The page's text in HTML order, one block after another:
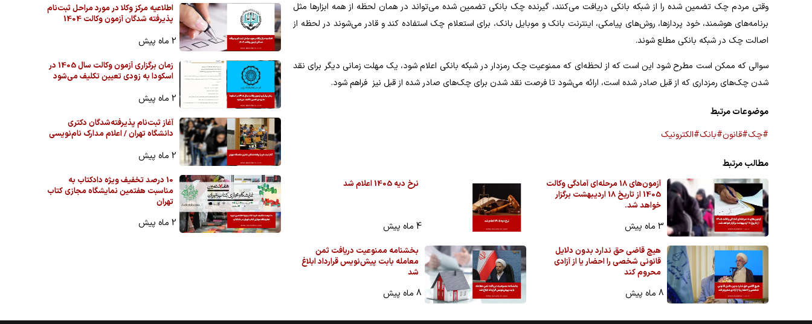
وقتی مردم چک تضمین شده را از شبکه بانکی دریافت می‌کنند، گیرنده چک بانکی تضمین شده می‌تواند در همان لحظه از همه ابزارها مثل
برنامه‌های هوشمند، خود پردازها، روش‌های پیامکی، اینترنت بانک و موبایل بانک، برای استعلام چک استفاده کند و قادر می‌شوند در لحظه از
اصالت چک در شبکه بانکی مطلع شوند.
سوالی که ممکن است مطرح شود این است که از لحظه‌ای که ممنوعیت چک رمزدار در شبکه بانکی اعلام شود، یک مهلت زمانی دیگر برای نقد
شدن چک‌های رمزداری که از قبل صادر شده است، ارائه می‌شود تا فرصت نقد شدن برای چک‌های صادر شده از قبل نیز فراهم شود.
موضوعات مرتبط
#چک#قانون#بانک#الکترونیک
مطالب مرتبط
آزمون‌های 18 مرحله‌ای آمادگی وکالت
1405 از تاریخ 18 اردیبهشت برگزار
خواهد شد.
3 ماه پیش
نرخ دیه 1405 اعلام شد
4 ماه پیش
هیچ قاضی حق ندارد بدون دلایل
قانونی شخصی را احضار یا از آزادی
محروم کند
8 ماه پیش
بخشنامه ممنوعیت دریافت ثمن
معامله بابت پیش‌نویس قرارداد ابلاغ
شد
8 ماه پیش
اطلاعیه مرکز وکلا در مورد مراحل ثبت‌نام
پذیرفته شدگان آزمون وکالت 1404
2 ماه پیش
زمان برگزاری آزمون وکالت سال 1405 در
اسکودا به زودی تعیین تکلیف می‌شود
2 ماه پیش
آغاز ثبت‌نام پذیرفته‌شدگان دکتری
دانشگاه تهران / اعلام مدارک نام‌نویسی
2 ماه پیش
10 درصد تخفیف ویژه دادکتاب به
مناسبت هفتمین نمایشگاه مجازی کتاب
تهران
2 ماه پیش